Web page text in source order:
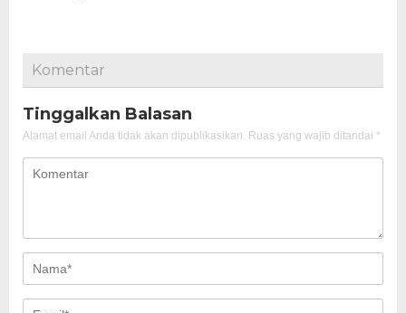
Komentar
Tinggalkan Balasan
Alamat email Anda tidak akan dipublikasikan. Ruas yang wajib ditandai *